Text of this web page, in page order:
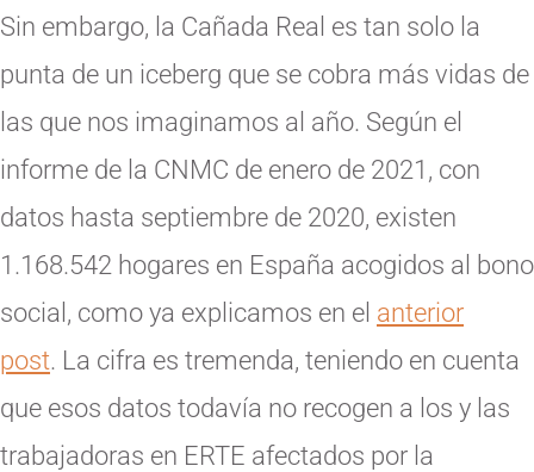
Sin embargo, la Cañada Real es tan solo la
punta de un iceberg que se cobra más vidas de
las que nos imaginamos al año. Según el
informe de la CNMC de enero de 2021, con
datos hasta septiembre de 2020, existen
1.168.542 hogares en España acogidos al bono
social, como ya explicamos en el anterior
post. La cifra es tremenda, teniendo en cuenta
que esos datos todavía no recogen a los y las
trabajadoras en ERTE afectados por la